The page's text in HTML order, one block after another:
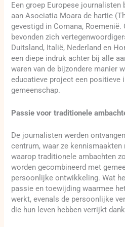
Een groep Europese journalisten
aan Asociatia Moara de hartie
gevestigd in Comana, Roemenië.
bevonden zich
Duitsland, Italië, Nederland en
een diepe indruk achter bij alle
waren van de bijzondere manier
educatieve project een positieve
gemeenschap.
Passie voor traditionele
De journalisten werden
centrum, waar ze
waarop traditionele ambachten
worden gecombineerd met
persoonlijke ontwikkeling. Wat
passie en toewijding waarmee
werkt, evenals de persoonlijke
die hun leven hebben verrijkt